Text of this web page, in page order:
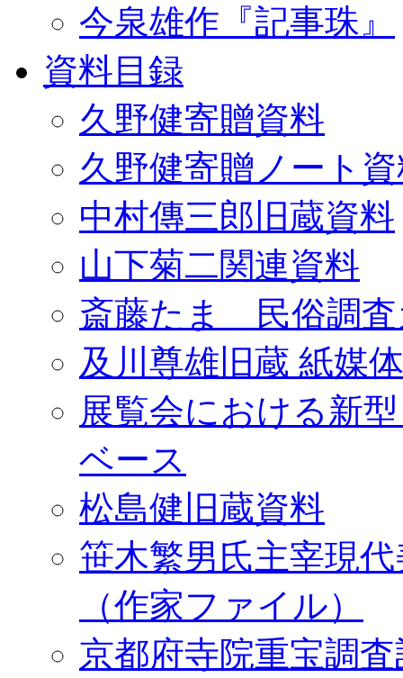
今泉雄作『記事珠』
資料目録
久野健寄贈資料
久野健寄贈ノート
中村傳三郎旧蔵資料
山下菊二関連資料
斎藤たま 民俗調査
及川尊雄旧蔵 紙媒
展覧会における新
ベース
松島健旧蔵資料
笹木繁男氏主宰現
（作家ファイル）
京都府寺院重宝調